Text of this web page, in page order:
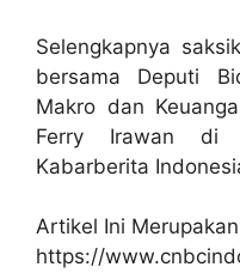
Selengkapnya
bersama Deputi
Makro dan
Ferry Irawan di
Kabarberita
Artikel Ini
https://